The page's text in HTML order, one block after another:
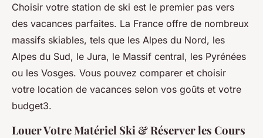
Choisir votre station de ski est le premier pas vers
des vacances parfaites. La France offre de nombreux
massifs skiables, tels que les Alpes du Nord, les
Alpes du Sud, le Jura, le Massif central, les Pyrénées
ou les Vosges. Vous pouvez comparer et choisir
votre location de vacances selon vos goûts et votre
budget3.
Louer Votre Matériel Ski & Réserver les Cours